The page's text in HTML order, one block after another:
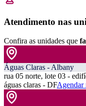
Atendimento nas
Confira as unidades que
Águas Claras - Albany
rua 05 norte, lote 03 -
águas claras - DFAgendar